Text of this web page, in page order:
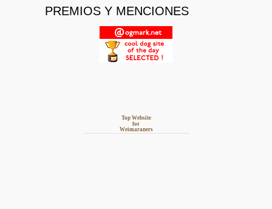
PREMIOS Y MENCIONES
Top Website
for
Weimaraners